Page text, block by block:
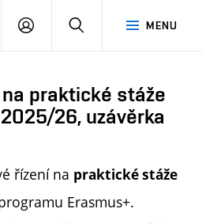
MENU
PŘIHLÁSIT
praktické stáže
26, uzávěrka
řízení na praktické stáže
Erasmus+.